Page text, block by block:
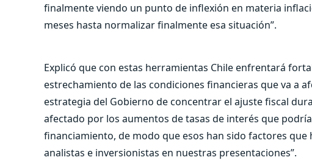
finalmente viendo un punto de inflexión en materia
meses hasta normalizar finalmente esa situación”.
Explicó que con estas herramientas Chile enfrentará
estrechamiento de las condiciones financieras que va a
estrategia del Gobierno de concentrar el ajuste fiscal
afectado por los aumentos de tasas de interés que
financiamiento, de modo que esos han sido factores
analistas e inversionistas en nuestras presentaciones”.